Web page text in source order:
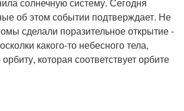
солнечную систему. Сегодня
об этом событии подтверждает. Не
сделали поразительное открытие -
какого-то небесного тела,
которая соответствует орбите